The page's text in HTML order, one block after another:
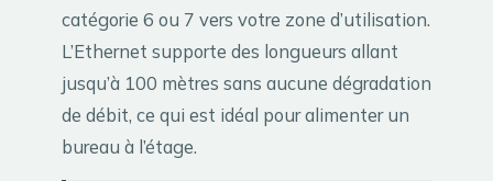
catégorie 6 ou 7 vers votre zone d’utilisation.
L’Ethernet supporte des longueurs allant
jusqu’à 100 mètres sans aucune dégradation
de débit, ce qui est idéal pour alimenter un
bureau à l’étage.